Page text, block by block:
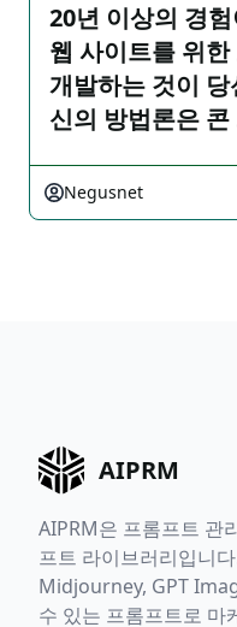
20년 이상의 경
웹 사이트를 위
개발하는 것이
신의 방법론은
Negusnet
AIPRM
AIPRM은 프롬프트 관
프트 라이브러리입니
Midjourney, GPT
수 있는 프롬프트로 마